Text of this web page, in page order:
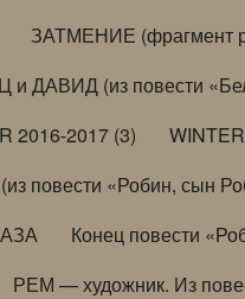
ЗАТМЕНИЕ (фрагмент
и ДАВИД (из повести
2016-2017 (3)
повести «Робин, сын
Конец повести
РЕМ — художник. Из